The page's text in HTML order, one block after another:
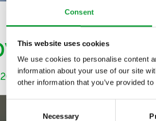
Consent
This website uses cookies
We use cookies to personalise content
information about your use of our site
other information that you’ve provided
Necessary
della
ALLA
aggiornato su tutte le ultime
della ristorazione e del food.